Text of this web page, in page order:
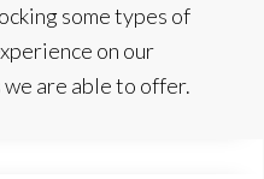
some types of
on our
are able to offer.